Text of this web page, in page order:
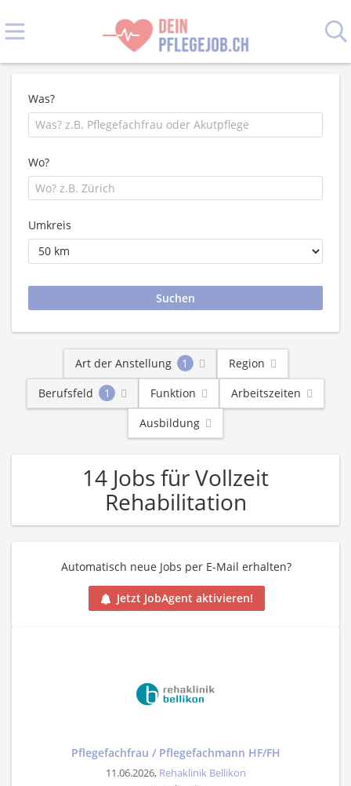
Was?
Wo?
Umkreis
Art der Anstellung 1
Region
Berufsfeld
1 Funktion
Arbeitszeiten
Ausbildung
14 Jobs für Vollzeit
Rehabilitation
Automatisch neue Jobs per E-Mail erhalten?
Jetzt JobAgent aktivieren!
Pflegefachfrau / Pflegefachmann HF/FH
11.06.2026, Rehaklinik Bellikon